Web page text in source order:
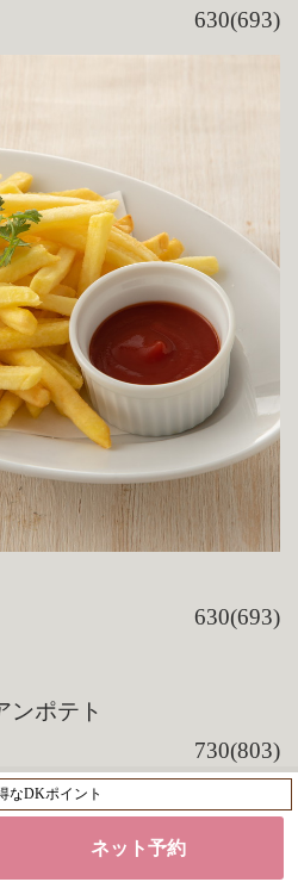
630(693)
630(693)
ンポテト
730(803)
ラタン春巻き
なDKポイント
ネット予約